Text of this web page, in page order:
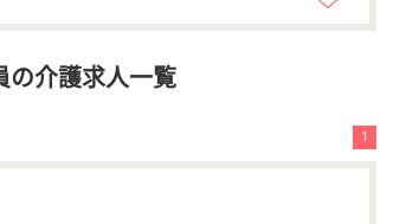
の介護求人一覧
1